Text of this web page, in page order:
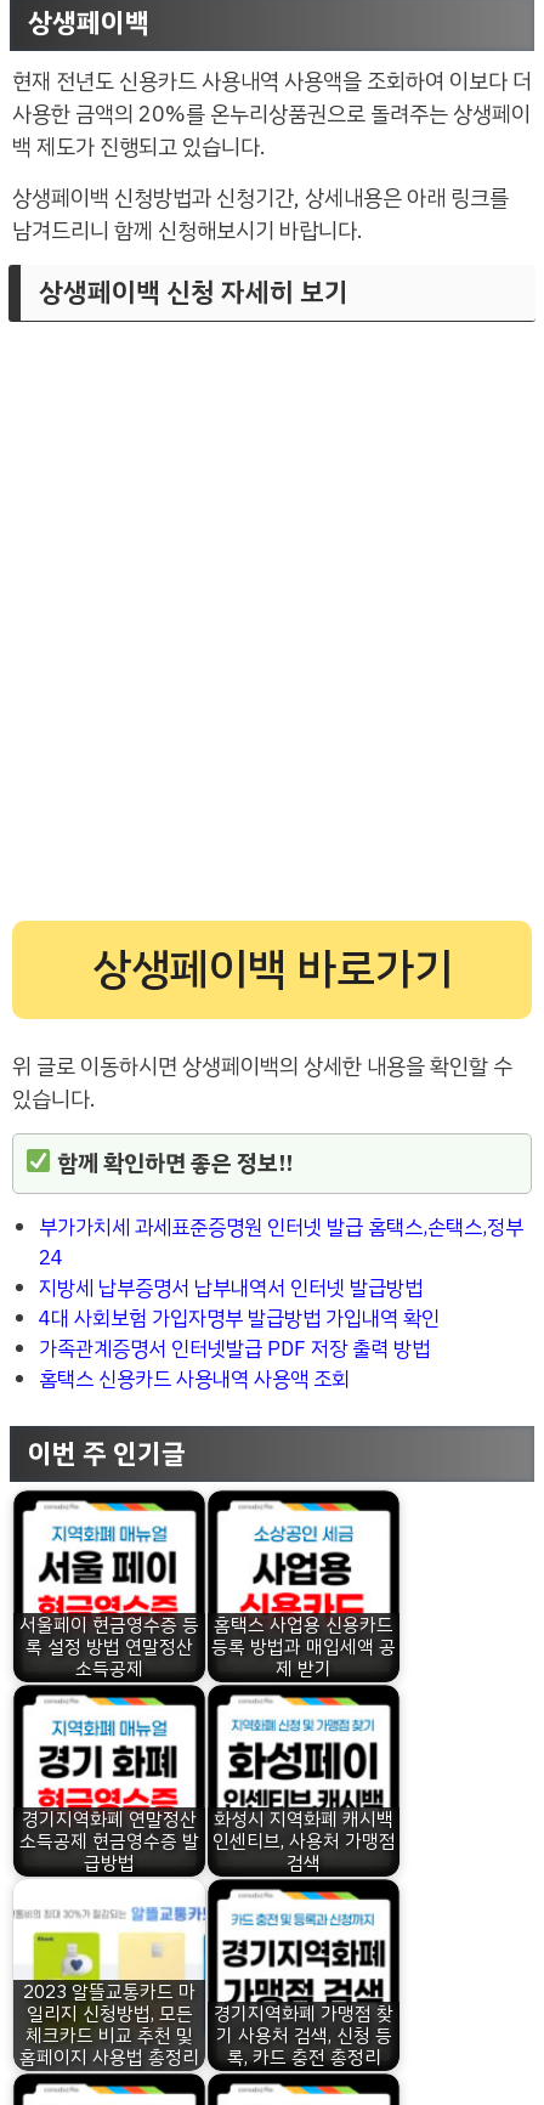
상생페이백
현재 전년도 신용카드 사용내역 사용액을 조회하여 이보다 더
사용한 금액의 20%를 온누리상품권으로 돌려주는 상생페이
백 제도가 진행되고 있습니다.
상생페이백 신청방법과 신청기간, 상세내용은 아래 링크를
남겨드리니 함께 신청해보시기 바랍니다.
상생페이백 신청 자세히 보기
상생페이백 바로가기
위 글로 이동하시면 상생페이백의 상세한 내용을 확인할 수
있습니다.
함께 확인하면 좋은 정보!!
부가가치세 과세표준증명원 인터넷 발급 홈택스,손택스,정부
24
지방세 납부증명서 납부내역서 인터넷 발급방법
4대 사회보험 가입자명부 발급방법 가입내역 확인
가족관계증명서 인터넷발급 PDF 저장 출력 방법
홈택스 신용카드 사용내역 사용액 조회
이번 주 인기글
서울페이 현금영수증 등
록 설정 방법 연말정산
소득공제
홈택스 사업용 신용카드
등록 방법과 매입세액 공
제 받기
경기지역화폐 연말정산
소득공제 현금영수증 발
급방법
화성시 지역화폐 캐시백
인센티브, 사용처 가맹점
검색
2023 알뜰교통카드 마
일리지 신청방법, 모든
체크카드 비교 추천 및
홈페이지 사용법 총정리
경기지역화폐 가맹점 찾
기 사용처 검색, 신청 등
록, 카드 충전 총정리